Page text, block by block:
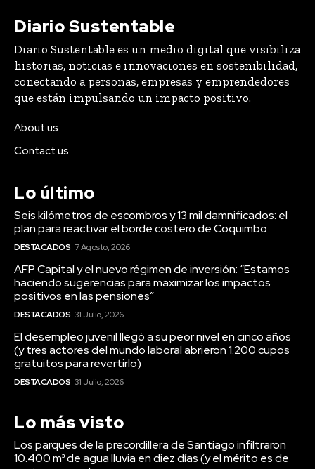
Diario Sustentable
Diario Sustentable es un medio digital que visibiliza
historias, noticias e innovaciones en sostenibilidad,
conectando a personas, empresas y emprendedores
que están impulsando un impacto positivo.
About us
Contact us
Lo último
Seis kilómetros de escombros y 13 mil damnificados: el
plan para reactivar el borde costero de Coquimbo
DESTACADOS 7 Agosto, 2026
AFP Capital y el nuevo régimen de inversión: “Estamos
haciendo sugerencias para maximizar los impactos
positivos en las pensiones”
DESTACADOS 31 Julio, 2026
El desempleo juvenil llegó a su peor nivel en cinco años
(y tres actores del mundo laboral abrieron 1.200 cupos
gratuitos para revertirlo)
DESTACADOS 31 Julio, 2026
Lo más visto
Los parques de la precordillera de Santiago infiltraron
10.400 m³ de agua lluvia en diez días (y el mérito es de